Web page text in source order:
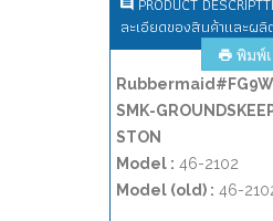
ละเอียดของสินค้าและผ
พิมพ์
SMK-
STON
Model : 46-2102
Model (old) : 46-